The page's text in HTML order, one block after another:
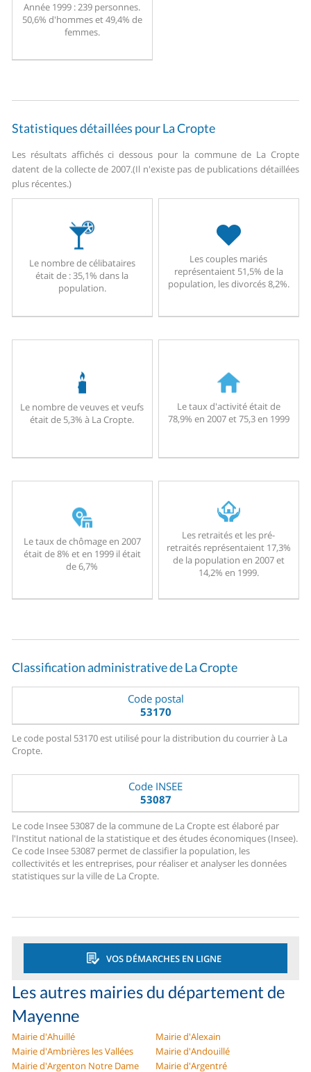
Année 1999 :239 personnes.
50,6% d'hommes et 49,4% de
femmes.
Statistiques détaillées pour La Cropte
Les résultats affichés ci dessous pour la commune de La Cropte
datent de la collecte de 2007.(Il n'existe pas de publications détaillées
plus récentes.)
Le nombre de célibataires
était de : 35,1% dans la
population.
Les couples mariés
représentaient 51,5% de la
population, les divorcés 8,2%.
Le nombre de veuves et veufs
était de 5,3% à La Cropte.
Le taux d'activité était de
78,9% en 2007 et 75,3 en 1999
Le taux de chômage en 2007
était de 8% et en 1999 il était
de 6,7%
Les retraités et les pré-
retraités représentaient 17,3%
de la population en 2007 et
14,2% en 1999.
Classification administrative de La Cropte
Code postal
53170
Le code postal 53170 est utilisé pour la distribution du courrier à La
Cropte.
Code INSEE
53087
Le code Insee 53087 de la commune de La Cropte est élaboré par
l'Institut national de la statistique et des études économiques (Insee).
Ce code Insee 53087 permet de classifier la population, les
collectivités et les entreprises, pour réaliser et analyser les données
statistiques sur la ville de La Cropte.
VOS DÉMARCHES EN LIGNE
Les autres mairies du département de
Mayenne
Mairie d'Ahuillé
Mairie d'Alexain
Mairie d'Ambrières les Vallées
Mairie d'Andouillé
Mairie d'Argenton Notre Dame
Mairie d'Argentré